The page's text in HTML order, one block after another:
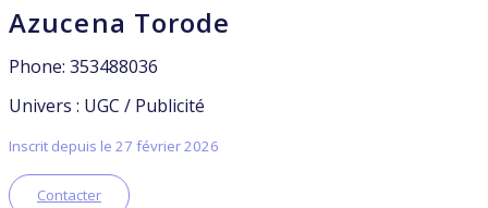
Azucena Torode
Phone: 353488036
Univers : UGC / Publicité
Inscrit depuis le 27 février 2026
Contacter